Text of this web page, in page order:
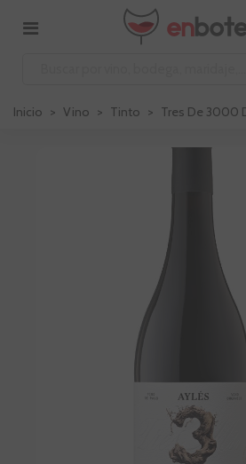
Inicio > Vino > Tinto > Tres De 3000